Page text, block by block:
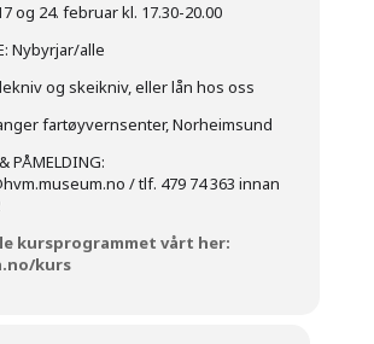
og 24. februar kl. 17.30-20.00
Nybyrjar/alle
og skeikniv, eller lån hos oss
fartøyvernsenter, Norheimsund
PÅMELDING:
/ tlf. 479 74 363 innan
kursprogrammet vårt her:
kurs